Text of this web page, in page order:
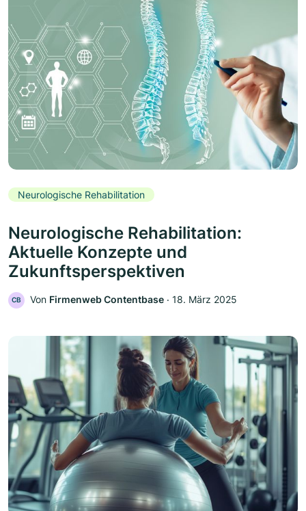
Neurologische Rehabilitation
Neurologische Rehabilitation:
Aktuelle Konzepte und
Zukunftsperspektiven
CB Von Firmenweb Contentbase ‧ 18. März 2025